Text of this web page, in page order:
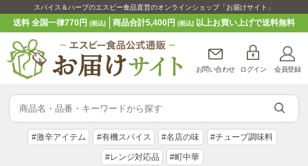
スパイス＆ハーブのエスビー食品直営のオンラインショップ「お届けサイト」
送料 全国一律770円(税込) 商品合計5,400円 (税込)以上お買い上げで送料無料
お問い合わせ ログイン 会員登録
#激辛アイテム #有機スパイス #名店の味 #チューブ調味料
#レンジ対応品 #町中華